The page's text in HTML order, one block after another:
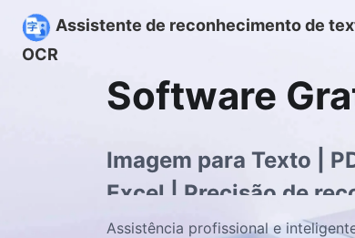
Assistente de reconhecimento de
OCR
Software
Imagem para Texto |
Excel | Precisão de
Assistência profissional e